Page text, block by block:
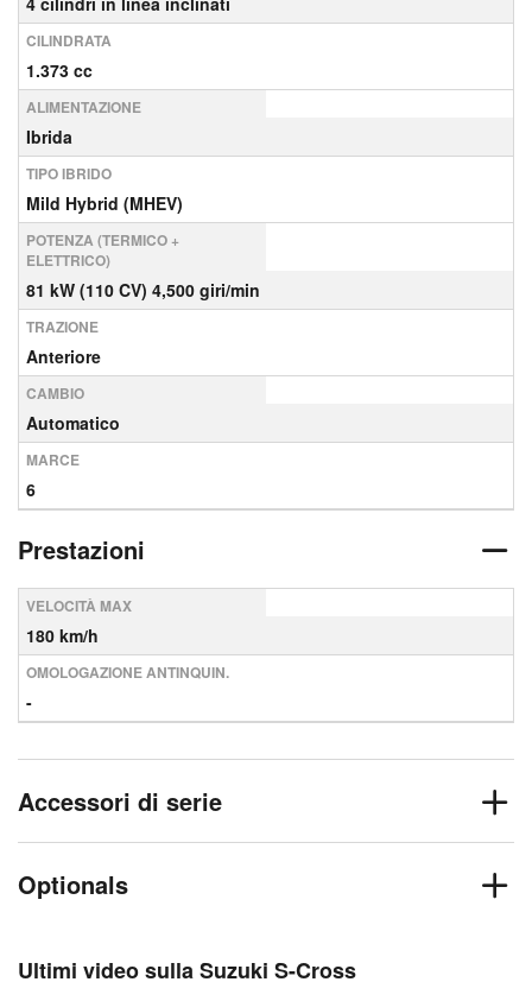
CILINDRATA
1.373 cc
ALIMENTAZIONE
Ibrida
TIPO IBRIDO
Mild Hybrid (MHEV)
POTENZA (TERMICO +
ELETTRICO)
81 kW (110 CV) 4,500 giri/min
TRAZIONE
Anteriore
CAMBIO
Automatico
MARCE
6
Prestazioni
VELOCITÀ MAX
180 km/h
OMOLOGAZIONE ANTINQUIN.
-
Accessori di serie
Optionals
Ultimi video sulla Suzuki S-Cross